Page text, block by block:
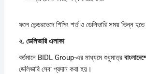
ফলে ভেন্ডরভেদে শিপিং শর্ত ও ডেলিভারি সময় ভিন্ন হতে
২. ডেলিভারিএলাকা
বর্তমানে BIDL Group-এর মাধ্যমে শুধুমাত্র
ডেলিভারি সেবা প্রদান করা হয়।